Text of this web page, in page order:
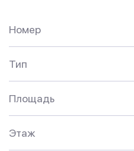
Номер
Тип
Площадь
Этаж